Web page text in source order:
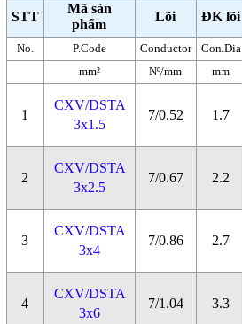
STT
Mã sản
phẩm
Lõi ĐK lõi
No. P.Code Conductor Con.Dia
mm²
Nº/mm mm
1
CXV/DSTA
3x1.5
7/0.52 1.7
2
CXV/DSTA
3x2.5
7/0.67 2.2
3
CXV/DSTA
3x4
7/0.86 2.7
4
CXV/DSTA
3x6
7/1.04 3.3